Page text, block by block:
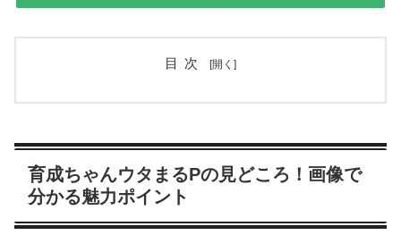
目次
育成ちゃんウタまるPの見どころ！画像で
分かる魅力ポイント